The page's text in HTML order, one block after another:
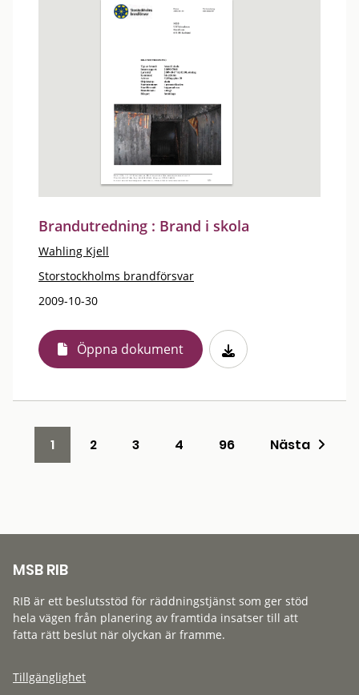
Brandutredning : Brand i skola
Wahling Kjell
Storstockholms brandförsvar
2009-10-30
Öppna dokument
1 2 3 4 96 Nästa
MSB RIB
RIB är ett beslutsstöd för räddningstjänst som ger stöd
hela vägen från planering av framtida insatser till att
fatta rätt beslut när olyckan är framme.
Tillgänglighet